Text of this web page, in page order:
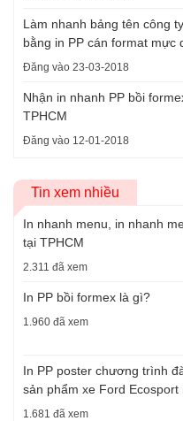
Làm nhanh bảng tên công
bằng in PP cán format mực
Đăng vào 23-03-2018
Nhận in nhanh PP bồi
TPHCM
Đăng vào 12-01-2018
Tin xem nhiều
In nhanh menu, in nhanh
tại TPHCM
2.311 đã xem
In PP bồi formex là gì?
1.960 đã xem
In PP poster chương trình
sản phẩm xe Ford Ecosport
1.681 đã xem